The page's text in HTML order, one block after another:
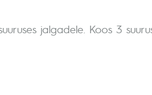
jalgadele. Koos 3